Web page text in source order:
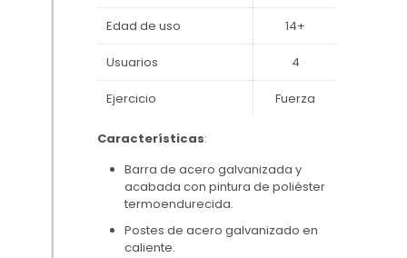
Edad de uso 14+
Usuarios 4
Ejercicio Fuerza
Características:
Barra de acero galvanizada y
acabada con pintura de poliéster
termoendurecida.
Postes de acero galvanizado en
caliente.